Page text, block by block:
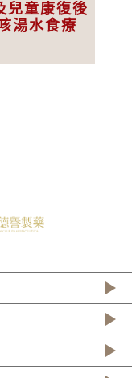
兒童康復後
湯水食療